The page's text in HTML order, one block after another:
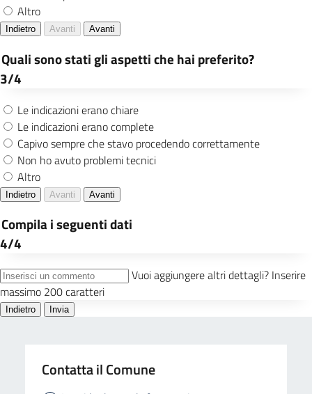
Contatta il Comune